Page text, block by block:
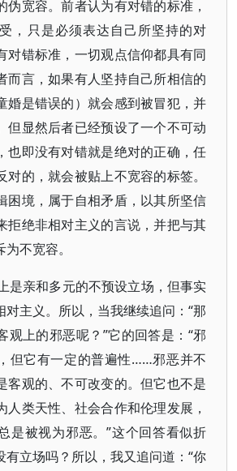
伪宽容。前者认为有对错的标准，
，只是必须表达自己所坚持的对
对错标准，一切观点信仰都具有同
而言，如果有人坚持自己所相信的
婚是错误的）就会感到被冒犯，并
但显然后者已经预设了一个不可动
也即没有对错就是绝对的正确，任
的，就会被贴上不宽容的标签。
困境，属于自相矛盾，以其所坚信
拒绝非相对主义的言说，并把与其
不宽容。
是亲和多元的不预设立场，但事实
对主义。所以，当我继续追问：“那
观上的邪恶呢？”它的回答是：“邪
但它有一定的普遍性……邪恶并不
客观的、不可改变的。但它也不是
人类天性、社会合作和伦理发展，
是被视为邪恶。”这个回答看似折
有立场吗？所以，我又追问道：“你